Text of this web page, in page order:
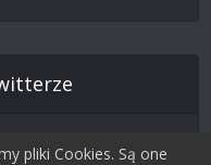
pliki Cookies. Są one